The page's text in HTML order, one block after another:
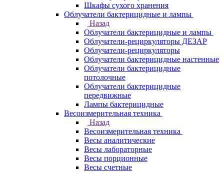
Шкафы сухого хранения
Облучатели бактерицидные и лампы
Назад
Облучатели бактерицидные и лампы
Облучатели-рециркуляторы ДЕЗАР
Облучатели-рециркуляторы
Облучатели бактерицидные настенные
Облучатели бактерицидные
потолочные
Облучатели бактерицидные
передвижные
Лампы бактерицидные
Весоизмерительная техника
Назад
Весоизмерительная техника
Весы аналитические
Весы лабораторные
Весы порционные
Весы счетные